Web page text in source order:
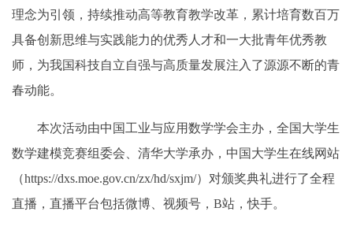
理念为引领，持续推动高等教育教学改革，累计培育数百万
具备创新思维与实践能力的优秀人才和一大批青年优秀教
师，为我国科技自立自强与高质量发展注入了源源不断的青
春动能。
本次活动由中国工业与应用数学学会主办，全国大学生
数学建模竞赛组委会、清华大学承办，中国大学生在线网站
（https://dxs.moe.gov.cn/zx/hd/sxjm/）对颁奖典礼进行了全程
直播，直播平台包括微博、视频号，B站，快手。